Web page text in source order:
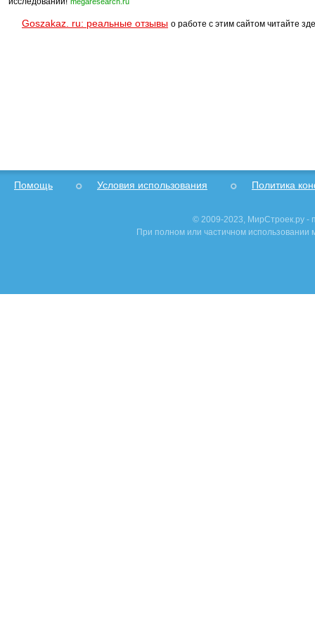
Goszakaz. ru: реальные отзывы о работе с этим сайтом читайте
Помощь Условия использования Политика
© 2009-2023, МирСтроек.ру -
При полном или частичном использовании